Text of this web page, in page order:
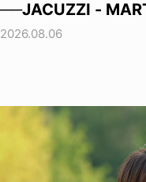
──JACUZZI -
2026.08.06